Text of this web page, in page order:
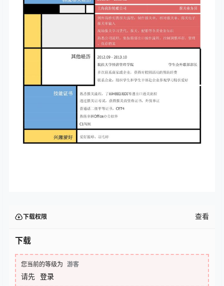
下载权限 查看
下载
您当前的等级为 游客
请先 登录